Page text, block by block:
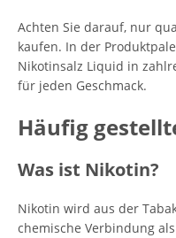
Achten Sie darauf, nur
kaufen. In der
Nikotinsalz Liquid in
für jeden Geschmack.
Häufig
Was ist Nikotin?
Nikotin wird aus der
chemische Verbindung